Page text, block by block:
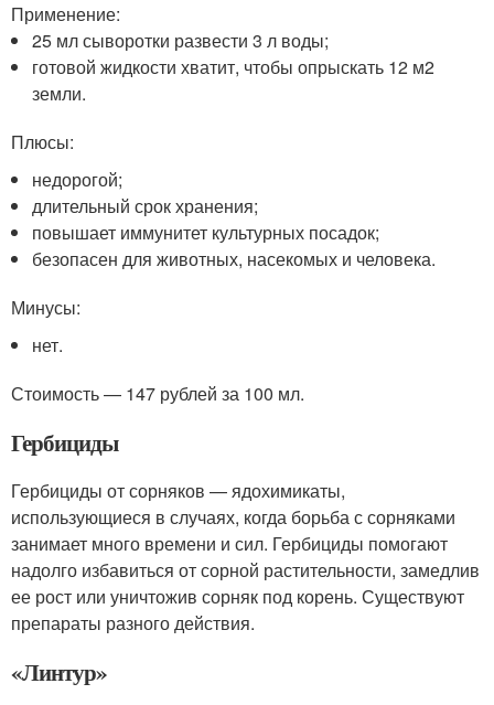
Применение:
25 мл сыворотки развести 3 л воды;
готовой жидкости хватит, чтобы опрыскать 12 м2
земли.
Плюсы:
недорогой;
длительный срок хранения;
повышает иммунитет культурных посадок;
безопасен для животных, насекомых и человека.
Минусы:
нет.
Стоимость — 147 рублей за 100 мл.
Гербициды
Гербициды от сорняков — ядохимикаты,
использующиеся в случаях, когда борьба с сорняками
занимает много времени и сил. Гербициды помогают
надолго избавиться от сорной растительности, замедлив
ее рост или уничтожив сорняк под корень. Существуют
препараты разного действия.
«Линтур»